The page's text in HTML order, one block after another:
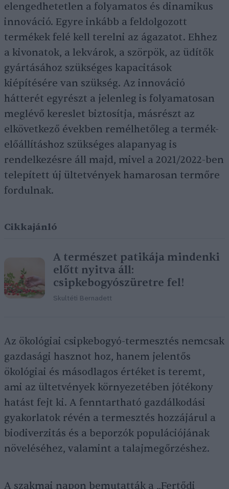
elengedhetetlen a folyamatos és dinamikus
innováció. Egyre inkább a feldolgozott
termékek felé kell terelni az ágazatot. Ehhez
a kivonatok, a lekvárok, a szörpök, az üdítők
gyártásához szükséges kapacitások
kiépítésére van szükség. Az innováció
hátterét egyrészt a jelenleg is folyamatosan
meglévő kereslet biztosítja, másrészt az
elkövetkező években remélhetőleg a termék-
előállításhoz szükséges alapanyag is
rendelkezésre áll majd, mivel a 2021/2022-ben
telepített új ültetvények hamarosan termőre
fordulnak.
Cikkajánló
A természet patikája mindenki
előtt nyitva áll:
csipkebogyószüretre fel!
Skultéti Bernadett
Az ökológiai csipkebogyó-termesztés nemcsak
gazdasági hasznot hoz, hanem jelentős
ökológiai és másodlagos értéket is teremt,
ami az ültetvények környezetében jótékony
hatást fejt ki. A fenntartható gazdálkodási
gyakorlatok révén a termesztés hozzájárul a
biodiverzitás és a beporzók populációjának
növeléséhez, valamint a talajmegőrzéshez.
A szakmai napon bemutatták a „Fertődi